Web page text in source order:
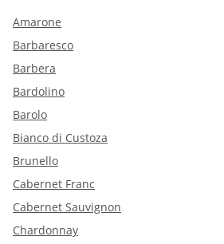
Amarone
Barbaresco
Barbera
Bardolino
Barolo
Bianco di Custoza
Brunello
Cabernet Franc
Cabernet Sauvignon
Chardonnay